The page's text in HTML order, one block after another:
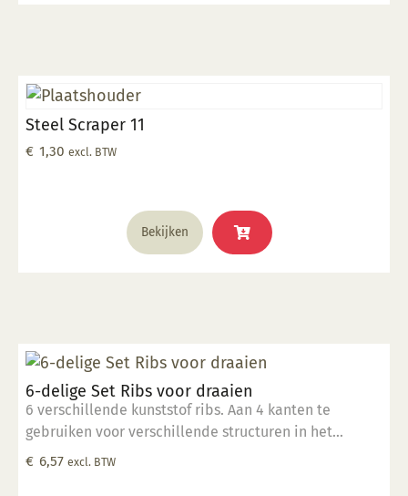
Steel Scraper 11
€ 1,30 excl. BTW
Bekijken
6-delige Set Ribs voor draaien
6 verschillende kunststof ribs. Aan 4 kanten te
gebruiken voor verschillende structuren in het
draaiwerk.
€ 6,57 excl. BTW